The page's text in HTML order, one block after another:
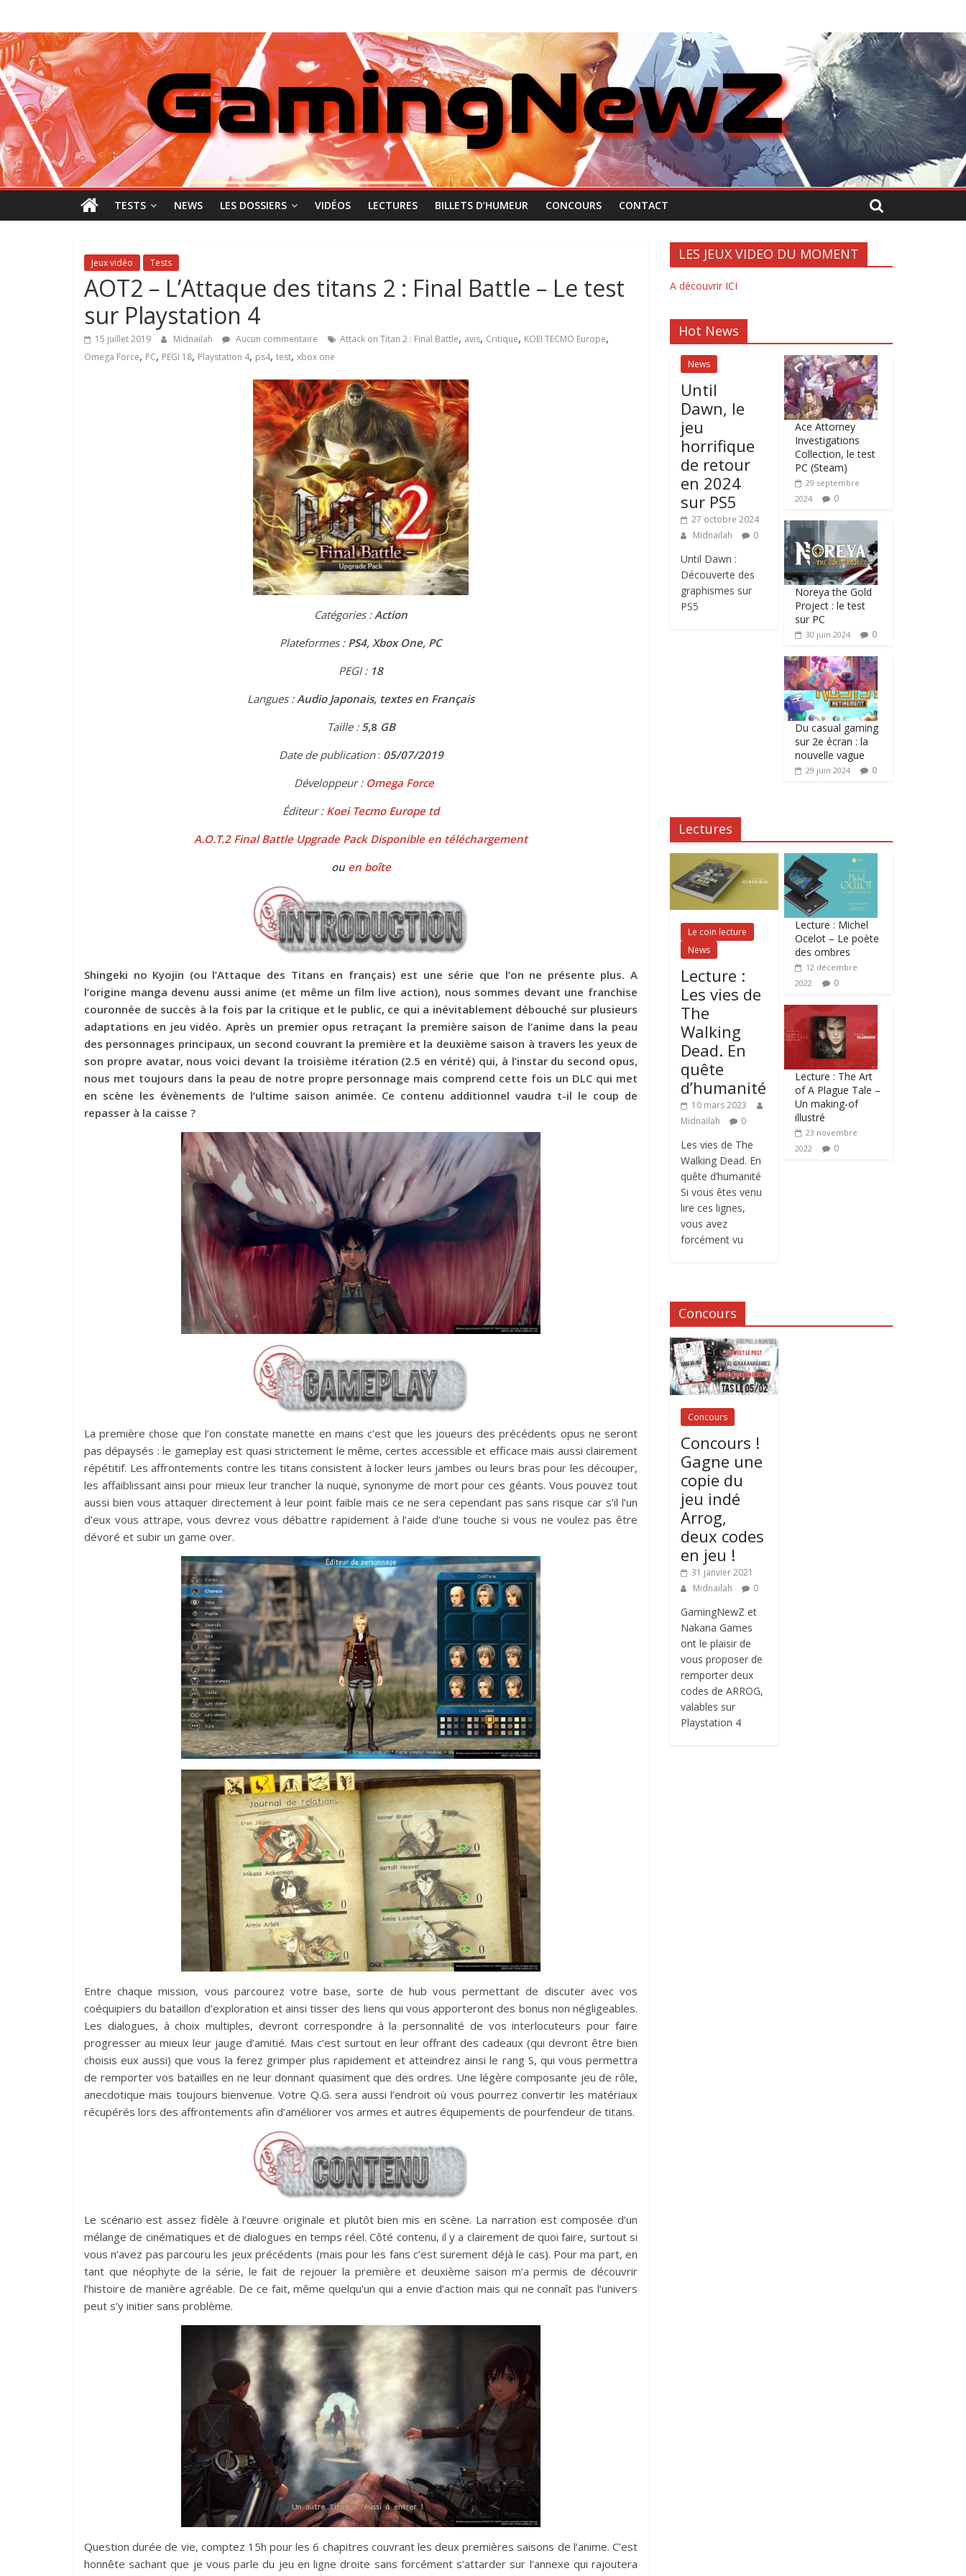
contenu
GamingNewZ
Tests
et
Actu
des
jeux
vidéo
TESTS NEWS LES DOSSIERS VIDÉOS LECTURES BILLETS D’HUMEUR CONCOURS CONTACT
Jeux vidéo Tests
AOT2 – L’Attaque des titans 2 : Final Battle – Le test
sur Playstation 4
15 juillet 2019 Midnailah Aucun commentaire Attack on Titan 2 : Final Battle, avis, Critique, KOEI TECMO Europe,
Omega Force, PC, PEGI 18, Playstation 4, ps4, test, xbox one
Catégories :Action
Plateformes : PS4, Xbox One, PC
PEGI : 18
Langues :Audio Japonais, textes en Français
Taille : 5,8 GB
Date de publication: 05/07/2019
Développeur : Omega Force
Éditeur : Koei Tecmo Europe td
A.O.T.2 Final Battle Upgrade Pack Disponible en téléchargement
ou en boîte
Shingeki no Kyojin (ou l’Attaque des Titans en français) est une série que l’on ne présente plus. A
l’origine manga devenu aussi anime (et même un film live action), nous sommes devant une franchise
couronnée de succès à la fois par la critique et le public, ce qui a inévitablement débouché sur plusieurs
adaptations en jeu vidéo. Après un premier opus retraçant la première saison de l’anime dans la peau
des personnages principaux, un second couvrant la première et la deuxième saison à travers les yeux de
son propre avatar, nous voici devant la troisième itération (2.5 en vérité) qui, à l’instar du second opus,
nous met toujours dans la peau de notre propre personnage mais comprend cette fois un DLC qui met
en scène les évènements de l’ultime saison animée. Ce contenu additionnel vaudra t-il le coup de
repasser à la caisse ?
La première chose que l’on constate manette en mains c’est que les joueurs des précédents opus ne seront
pas dépaysés : le gameplay est quasi strictement le même, certes accessible et efficace mais aussi clairement
répétitif. Les affrontements contre les titans consistent à locker leurs jambes ou leurs bras pour les découper,
les affaiblissant ainsi pour mieux leur trancher la nuque, synonyme de mort pour ces géants. Vous pouvez tout
aussi bien vous attaquer directement à leur point faible mais ce ne sera cependant pas sans risque car s’il l’un
d’eux vous attrape, vous devrez vous débattre rapidement à l’aide d’une touche si vous ne voulez pas être
dévoré et subir un game over.
Entre chaque mission, vous parcourez votre base, sorte de hub vous permettant de discuter avec vos
coéquipiers du bataillon d’exploration et ainsi tisser des liens qui vous apporteront des bonus non négligeables.
Les dialogues, à choix multiples, devront correspondre à la personnalité de vos interlocuteurs pour faire
progresser au mieux leur jauge d’amitié. Mais c’est surtout en leur offrant des cadeaux (qui devront être bien
choisis eux aussi) que vous la ferez grimper plus rapidement et atteindrez ainsi le rang S, qui vous permettra
de remporter vos batailles en ne leur donnant quasiment que des ordres. Une légère composante jeu de rôle,
anecdotique mais toujours bienvenue. Votre Q.G. sera aussi l’endroit où vous pourrez convertir les matériaux
récupérés lors des affrontements afin d’améliorer vos armes et autres équipements de pourfendeur de titans.
Le scénario est assez fidèle à l’œuvre originale et plutôt bien mis en scène. La narration est composée d’un
mélange de cinématiques et de dialogues en temps réel. Côté contenu, il y a clairement de quoi faire, surtout si
vous n’avez pas parcouru les jeux précédents (mais pour les fans c’est surement déjà le cas). Pour ma part, en
tant que néophyte de la série, le fait de rejouer la première et deuxième saison m’a permis de découvrir
l’histoire de manière agréable. De ce fait, même quelqu’un qui a envie d’action mais qui ne connaît pas l‘univers
peut s’y initier sans problème.
Question durée de vie, comptez 15h pour les 6 chapitres couvrant les deux premières saisons de l’anime. C’est
honnête sachant que je vous parle du jeu en ligne droite sans forcément s’attarder sur l’annexe qui rajoutera
LES JEUX VIDEO DU MOMENT
A découvrir ICI
Hot News
News
Until
Dawn, le
jeu
horrifique
de retour
en 2024
sur PS5
27 octobre 2024
Midnailah
0
Until Dawn :
Découverte des
graphismes sur
PS5
Ace Attorney
Investigations
Collection, le test
PC (Steam)
29 septembre
2024
0
Noreya the Gold
Project : le test
sur PC
30 juin 2024 0
Du casual gaming
sur 2e écran : la
nouvelle vague
29 juin 2024 0
Lectures
Le coin lecture
News
Lecture :
Les vies de
The
Walking
Dead. En
quête
d’humanité
10 mars 2023
Midnailah
0
Les vies de The
Walking Dead. En
quête d’humanité
Si vous êtes venu
lire ces lignes,
vous avez
forcément vu
Lecture : Michel
Ocelot – Le poète
des ombres
12 décembre
2022
0
Lecture : The Art
of A Plague Tale –
Un making-of
illustré
23 novembre
2022
0
Concours
Concours
Concours !
Gagne une
copie du
jeu indé
Arrog,
deux codes
en jeu !
31 janvier 2021
Midnailah
0
GamingNewZ et
Nakana Games
ont le plaisir de
vous proposer de
remporter deux
codes de ARROG,
valables sur
Playstation 4